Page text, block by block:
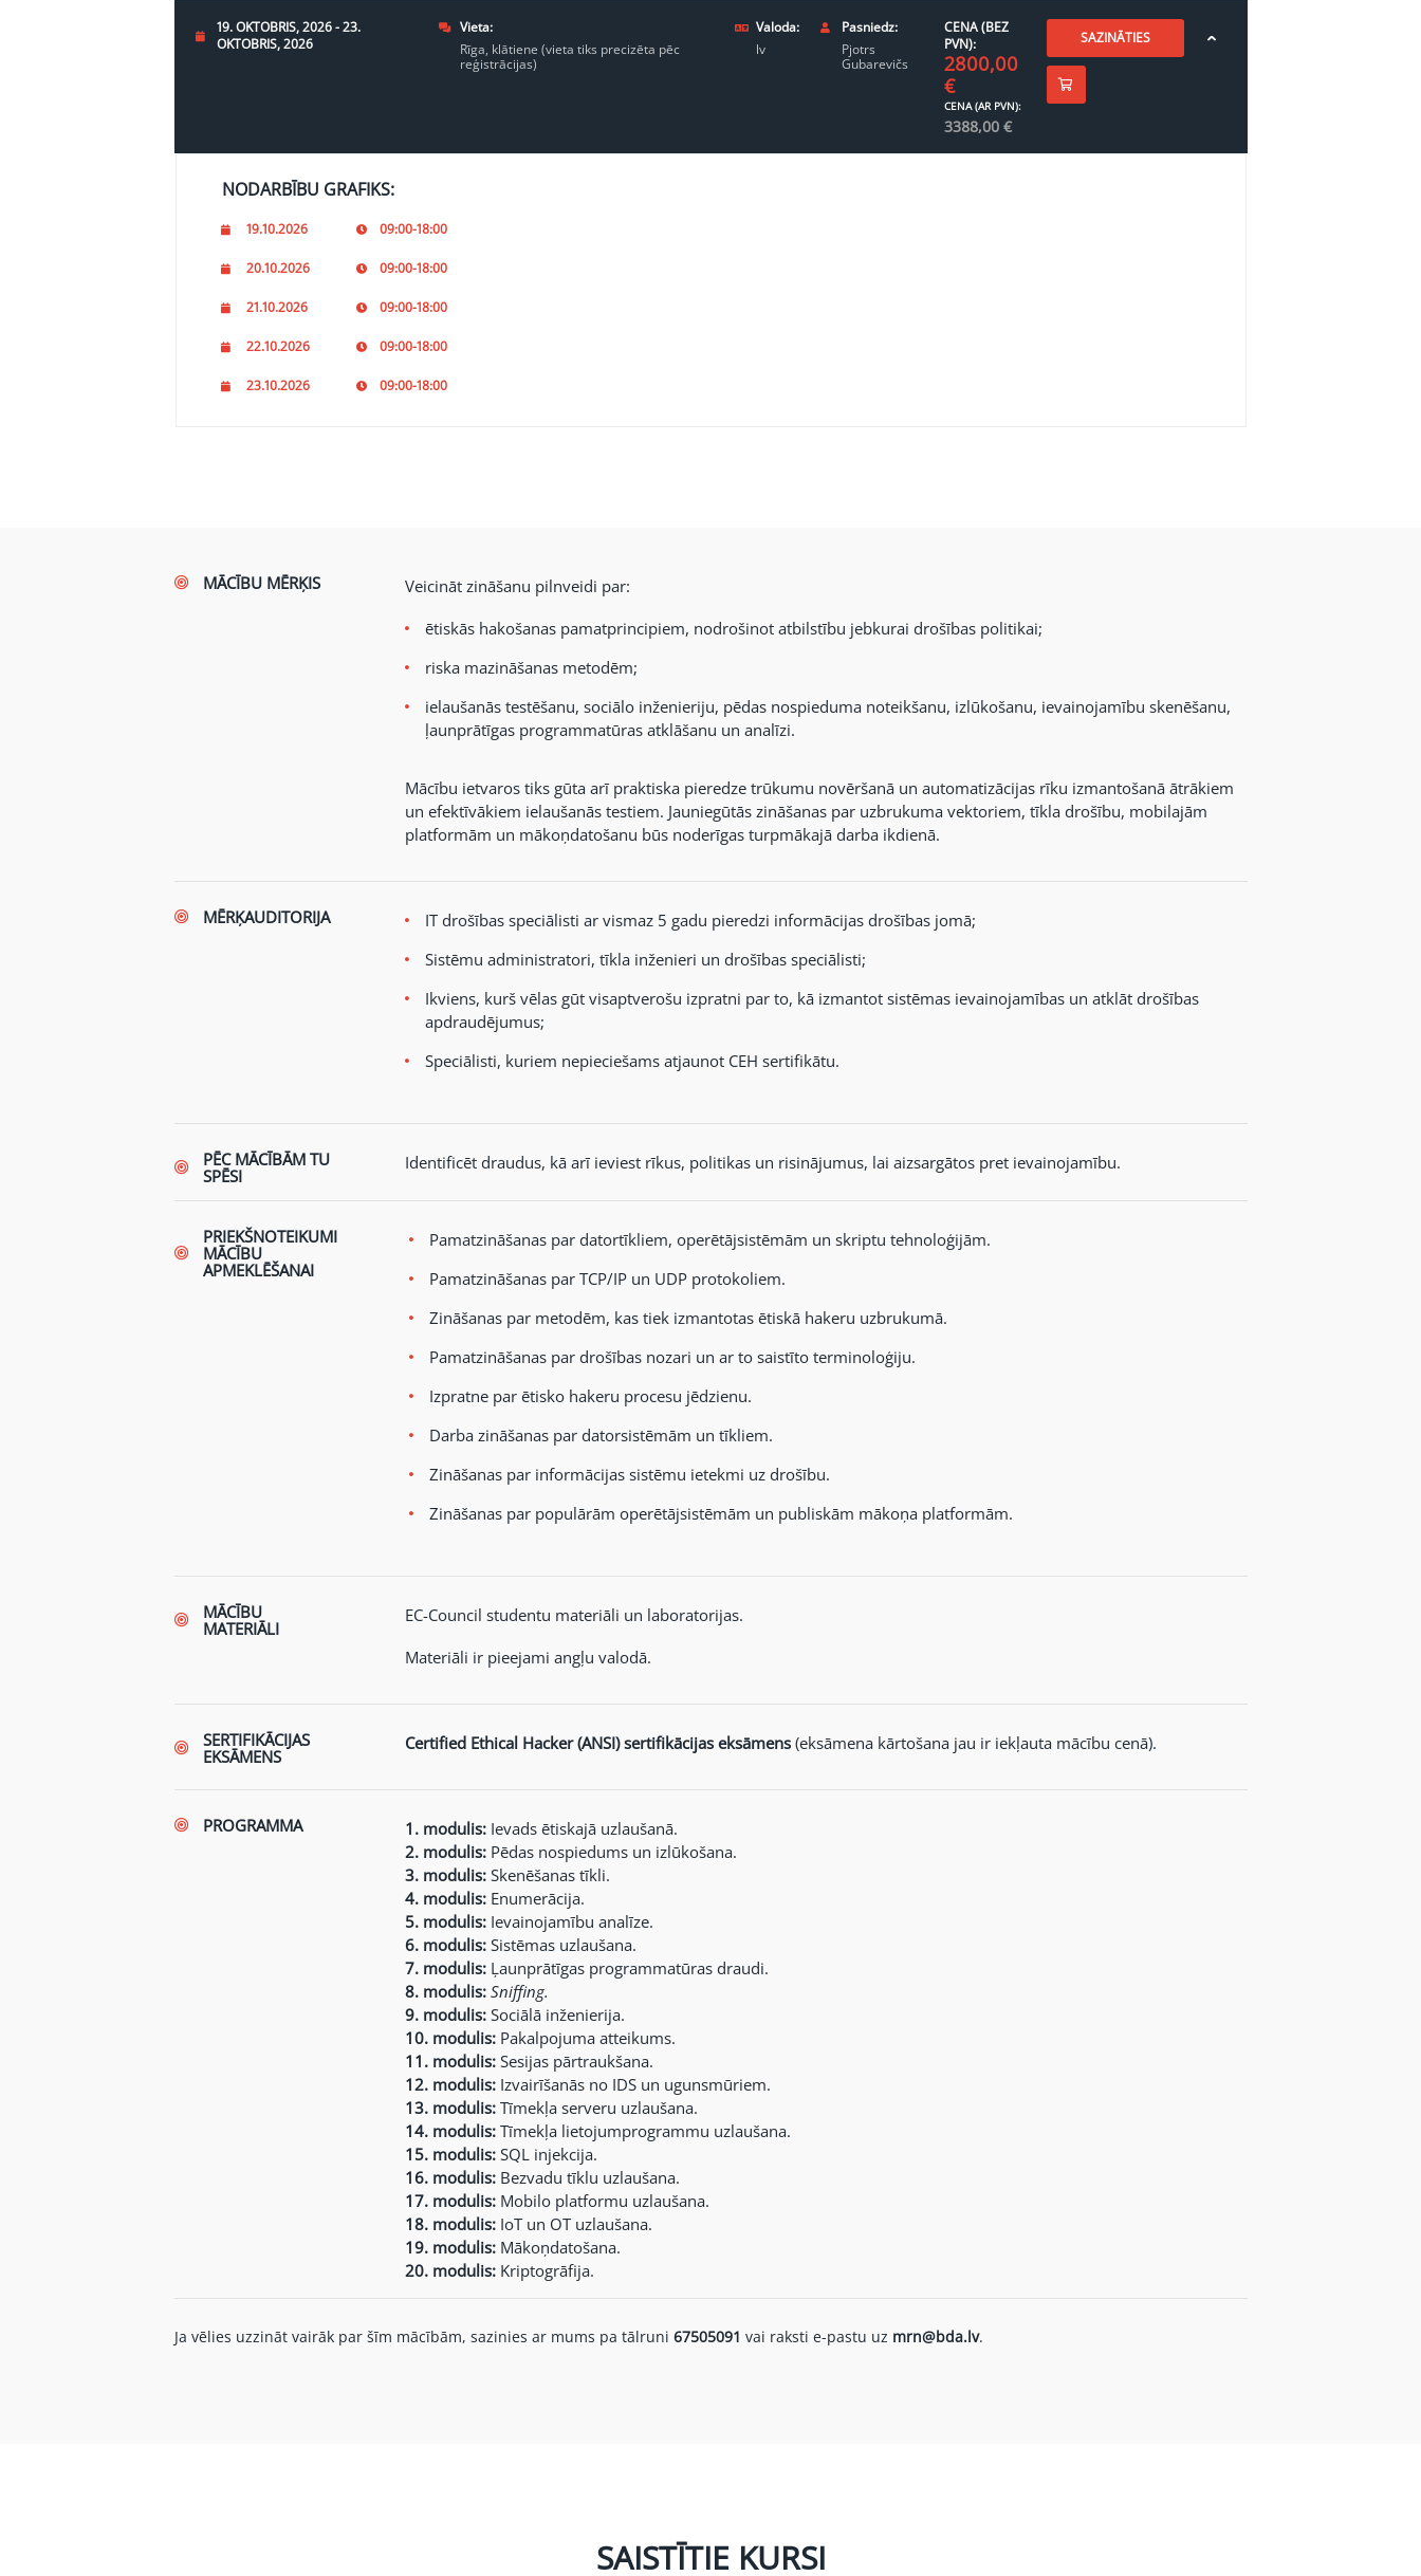
19. OKTOBRIS, 2026 - 23.
OKTOBRIS, 2026
Vieta:
Rīga, klātiene (vieta tiks precizēta pēc
reģistrācijas)
Valoda:
lv
Pasniedz:
Pjotrs
Gubarevičs
CENA (BEZ
PVN):
2800,00
€
CENA (AR PVN):
3388,00 €
SAZINĀTIES
NODARBĪBU GRAFIKS:
19.10.2026 09:00-18:00
20.10.2026 09:00-18:00
21.10.2026 09:00-18:00
22.10.2026 09:00-18:00
23.10.2026 09:00-18:00
MĀCĪBU MĒRĶIS
Veicināt zināšanu pilnveidi par:
ētiskās hakošanas pamatprincipiem, nodrošinot atbilstību jebkurai drošības politikai;
riska mazināšanas metodēm;
ielaušanās testēšanu, sociālo inženieriju, pēdas nospieduma noteikšanu, izlūkošanu, ievainojamību skenēšanu,
ļaunprātīgas programmatūras atklāšanu un analīzi.
Mācību ietvaros tiks gūta arī praktiska pieredze trūkumu novēršanā un automatizācijas rīku izmantošanā ātrākiem
un efektīvākiem ielaušanās testiem. Jauniegūtās zināšanas par uzbrukuma vektoriem, tīkla drošību, mobilajām
platformām un mākoņdatošanu būs noderīgas turpmākajā darba ikdienā.
MĒRĶAUDITORIJA
IT drošības speciālisti ar vismaz 5 gadu pieredzi informācijas drošības jomā;
Sistēmu administratori, tīkla inženieri un drošības speciālisti;
Ikviens, kurš vēlas gūt visaptverošu izpratni par to, kā izmantot sistēmas ievainojamības un atklāt drošības
apdraudējumus;
Speciālisti, kuriem nepieciešams atjaunot CEH sertifikātu.
PĒC MĀCĪBĀM TU
SPĒSI
Identificēt draudus, kā arī ieviest rīkus, politikas un risinājumus, lai aizsargātos pret ievainojamību.
PRIEKŠNOTEIKUMI
MĀCĪBU
APMEKLĒŠANAI
Pamatzināšanas par datortīkliem, operētājsistēmām un skriptu tehnoloģijām.
Pamatzināšanas par TCP/IP un UDP protokoliem.
Zināšanas par metodēm, kas tiek izmantotas ētiskā hakeru uzbrukumā.
Pamatzināšanas par drošības nozari un ar to saistīto terminoloģiju.
Izpratne par ētisko hakeru procesu jēdzienu.
Darba zināšanas par datorsistēmām un tīkliem.
Zināšanas par informācijas sistēmu ietekmi uz drošību.
Zināšanas par populārām operētājsistēmām un publiskām mākoņa platformām.
MĀCĪBU
MATERIĀLI
EC-Council studentu materiāli un laboratorijas.
Materiāli ir pieejami angļu valodā.
SERTIFIKĀCIJAS
EKSĀMENS
Certified Ethical Hacker (ANSI) sertifikācijas eksāmens(eksāmena kārtošana jau ir iekļauta mācību cenā).
PROGRAMMA 1. modulis:Ievads ētiskajā uzlaušanā.
2. modulis:Pēdas nospiedums un izlūkošana.
3. modulis:Skenēšanas tīkli.
4. modulis:Enumerācija.
5. modulis:Ievainojamību analīze.
6. modulis:Sistēmas uzlaušana.
7. modulis:Ļaunprātīgas programmatūras draudi.
8. modulis: Sniffing.
9. modulis:Sociālā inženierija.
10. modulis:Pakalpojuma atteikums.
11. modulis:Sesijas pārtraukšana.
12. modulis:Izvairīšanās no IDS un ugunsmūriem.
13. modulis:Tīmekļa serveru uzlaušana.
14. modulis:Tīmekļa lietojumprogrammu uzlaušana.
15. modulis:SQL injekcija.
16. modulis:Bezvadu tīklu uzlaušana.
17. modulis:Mobilo platformu uzlaušana.
18. modulis:IoT un OT uzlaušana.
19. modulis:Mākoņdatošana.
20. modulis:Kriptogrāfija.
Ja vēlies uzzināt vairāk par šīm mācībām, sazinies ar mums pa tālruni 67505091 vai raksti e-pastu uz mrn@bda.lv.
SAISTĪTIE KURSI